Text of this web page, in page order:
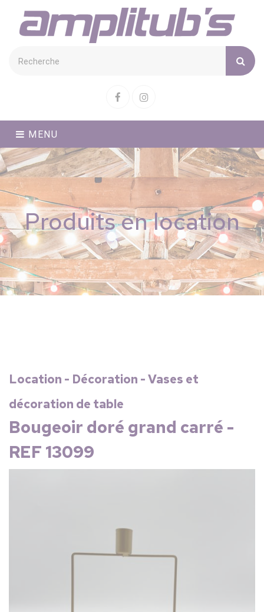
FacebookInstagram
MENU
Produits en location
Location - Décoration - Vases et
décoration de table
Bougeoir doré grand carré -
REF 13099
Cookies management panel